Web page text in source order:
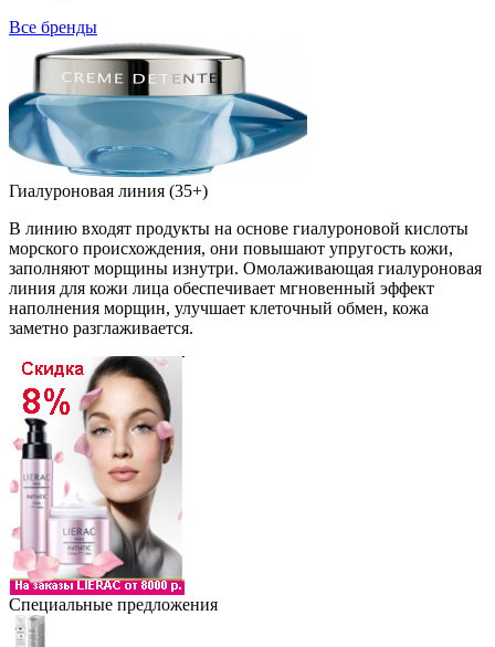
Все бренды
Гиалуроновая линия (35+)
В линию входят продукты на основе гиалуроновой кислоты
морского происхождения, они повышают упругость кожи,
заполняют морщины изнутри. Омолаживающая гиалуроновая
линия для кожи лица обеспечивает мгновенный эффект
наполнения морщин, улучшает клеточный обмен, кожа
заметно разглаживается.
Специальные предложения